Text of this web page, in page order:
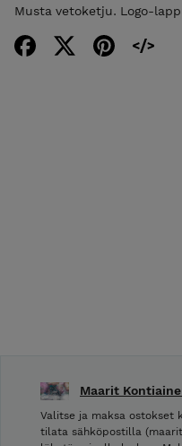
Musta vetoketju. Logo-
Maarit
Valitse ja maksa ostokset
tilata sähköpostilla